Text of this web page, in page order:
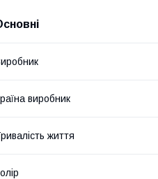
виробник
життя